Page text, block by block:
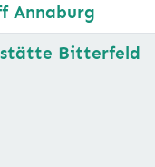
Annaburg
Bitterfeld